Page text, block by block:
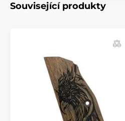
symboly, obrazce,
Příslušenství
Střenky pro pistole
Související produkty